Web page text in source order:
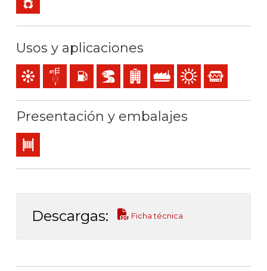
Usos y aplicaciones
Mando y control
Líneas de distribución y acometidas
Locales con riesgo de incendio o explosión
BD2, BD3, BD4 (túneles, rascacielos…)
Locales de pública concurrencia
Uso industrialUso exteriorInstrumentación
Presentación y embalajes
Bobina
Descargas: Ficha técnica